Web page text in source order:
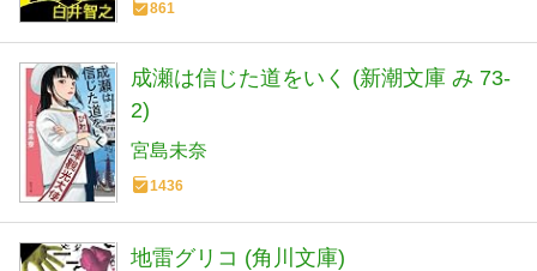
861
成瀬は信じた道をいく (新潮文庫 み 73-
2)
宮島未奈
1436
地雷グリコ (角川文庫)